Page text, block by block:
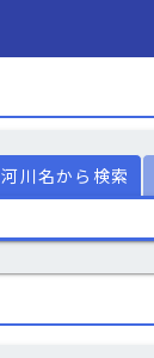
河川名から検索